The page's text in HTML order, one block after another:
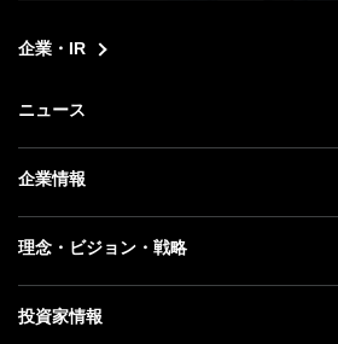
企業・IR
ニュース
ニュース トップ
プレスリリース
更新情報
企業情報
企業情報 トップ
社長メッセージ
理念・ビジョン・戦略
理念・ビジョン・戦略 トップ
投資家情報